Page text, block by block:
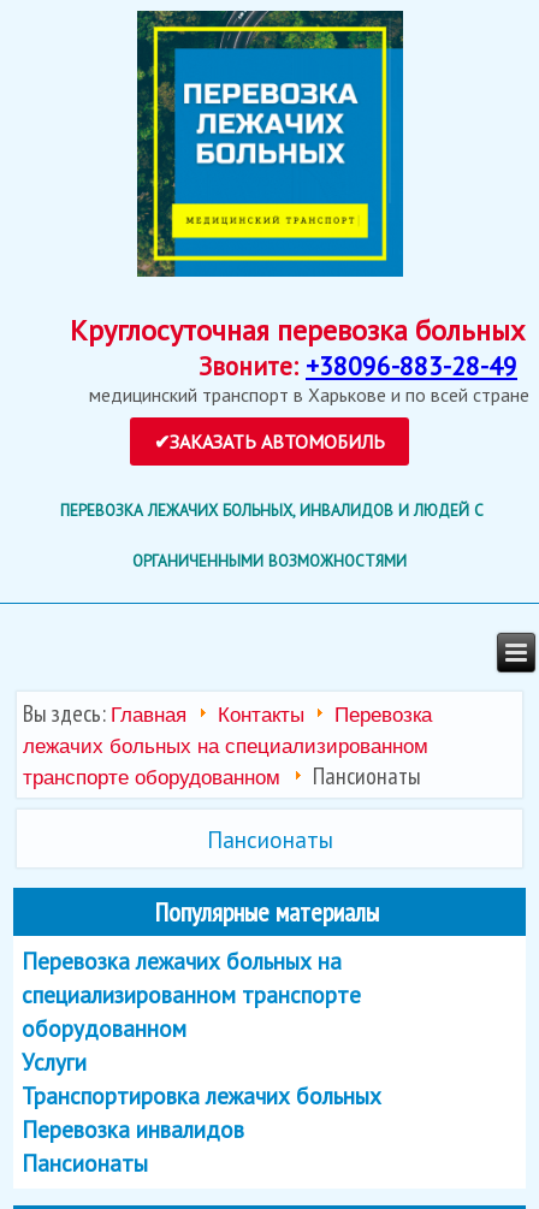
Круглосуточная перевозка больных
Звоните: +38096-883-28-49
медицинский транспорт в Харькове и по всей стране
ПЕРЕВОЗКА ЛЕЖАЧИХ БОЛЬНЫХ, ИНВАЛИДОВ И ЛЮДЕЙ С
ОРГАНИЧЕННЫМИ ВОЗМОЖНОСТЯМИ
Вы здесь: Главная Контакты
Перевозка
лежачих больных на специализированном
транспорте оборудованном
Пансионаты
Пансионаты
Популярные материалы
Перевозка лежачих больных на
специализированном транспорте
оборудованном
Услуги
Транспортировка лежачих больных
Перевозка инвалидов
Пансионаты